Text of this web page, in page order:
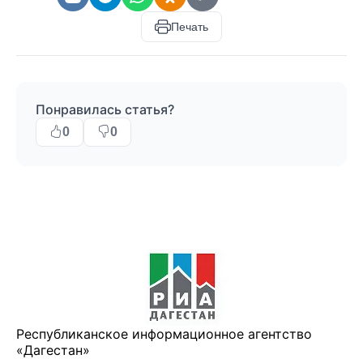
Печать
Понравилась статья?
0 0
Республиканское информационное агентство
«Дагестан»